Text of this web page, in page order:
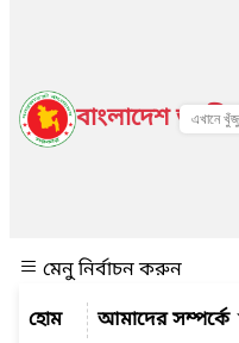
বাংলাদেশ
মেনু নির্বাচন করুন
আমাদের সম্পর্কে